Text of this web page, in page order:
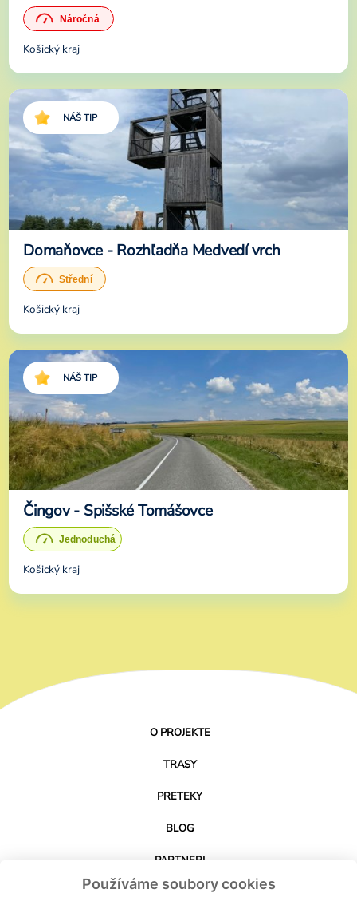
Používáme soubory cookies
Košický kraj
NÁŠ TIP
Domaňovce - Rozhľadňa Medvedí vrch
Košický kraj
NÁŠ TIP
Čingov - Spišské Tomášovce
Košický kraj
O PROJEKTE
TRASY
PRETEKY
BLOG
PARTNERI
KONTAKT